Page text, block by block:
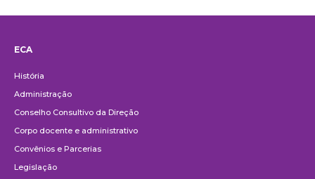
ECA
História
Administração
Conselho Consultivo da Direção
Corpo docente e administrativo
Convênios e Parcerias
Legislação